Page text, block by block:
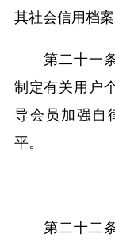
其社会信用档案
第二十一条
制定有关用户
导会员加强自
平。
第二十二条